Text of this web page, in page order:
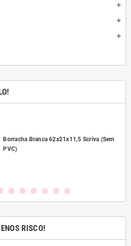
add
add
add
Borracha Branca 62x21x11,5 Scriva (Sem
PVC)
RISCO!